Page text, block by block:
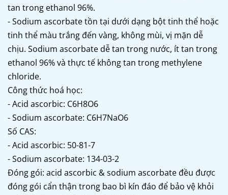
tan trong ethanol 96%.
- Sodium ascorbate tồn tại dưới dạng bột tinh thể hoặc
tinh thể màu trắng đến vàng, không mùi, vị mặn dễ
chịu. Sodium ascorbate dễ tan trong nước, ít tan trong
ethanol 96% và thực tế không tan trong methylene
chloride.
Công thức hoá học:
- Acid ascorbic: C6H8O6
- Sodium ascorbate: C6H7NaO6
Số CAS:
- Acid ascorbic: 50-81-7
- Sodium ascorbate: 134-03-2
Đóng gói: acid ascorbic & sodium ascorbate đều được
đóng gói cẩn thận trong bao bì kín đáo để bảo vệ khỏi